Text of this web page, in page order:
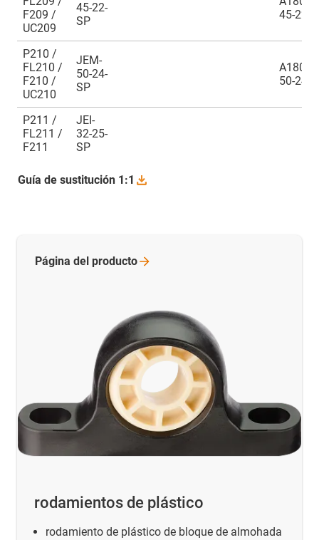
F209 /
UC209
45-22-
SP
45-22
P210 /
FL210 /
F210 /
UC210
JEM-
50-24-
SP
50-24
P211 /
FL211 /
F211
JEI-
32-25-
SP
Guía de sustitución 1:1
rodamientos de plástico
rodamiento de plástico de bloque de almohada
Página del producto